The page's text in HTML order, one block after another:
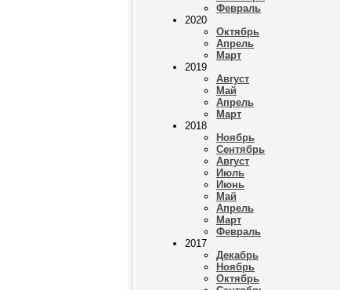
Февраль
2020
Октябрь
Апрель
Март
2019
Август
Май
Апрель
Март
2018
Ноябрь
Сентябрь
Август
Июль
Июнь
Май
Апрель
Март
Февраль
2017
Декабрь
Ноябрь
Октябрь